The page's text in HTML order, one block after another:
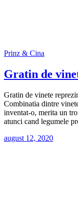
Prinz & Cina
Gratin de
Gratin de vinete
Combinatia dintre
inventat-o, merita un
atunci cand legumele
august 12, 2020